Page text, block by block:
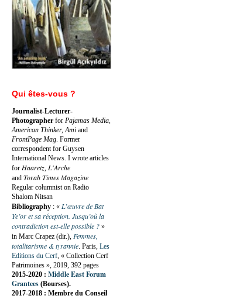
Qui êtes-vous ?
Journalist-Lecturer-
Photographer for Pajamas Media,
American Thinker, Ami and
FrontPage Mag. Former
correspondent for Guysen
International News. I wrote articles
for Haaretz, L'Arche
and Torah Times Magazine
Regular columnist on Radio
Shalom Nitsan
Bibliography : « L’œuvre de Bat
Ye’or et sa réception. Jusqu’où la
contradiction est-elle possible ? »
in Marc Crapez (dir.), Femmes,
totalitarisme & tyrannie. Paris, Les
Editions du Cerf, « Collection Cerf
Patrimoines », 2019, 392 pages
2015-2020 : Middle East Forum
Grantees (Bourses).
2017-2018 : Membre du Conseil